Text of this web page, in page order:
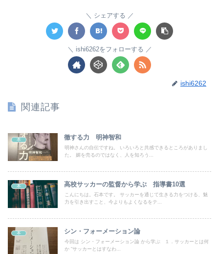
シェアする
ishi6262をフォローする
ishi6262
関連記事
本 徹する力 明神智和
明神さんの自伝ですね。 いろいろと共感できるところがありまし
た。 媚を売るのではなく、人を知ろう...
本 高校サッカーの監督から学ぶ 指導書10選
こんにちは。石本です。 サッカーを通じて生きる力をつける、魅
力を引き出すこと、今よりもよくなるをテ...
本 シン・フォーメーション論
今回は シン・フォーメーション論 から学ぶ １．サッカーとは何
か ”サッカーとはすなわ...